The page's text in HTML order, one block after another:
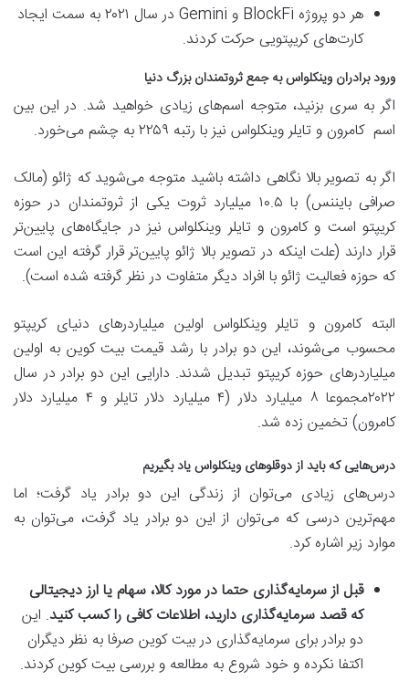
هر دو پروژه BlockFi و Gemini در سال ۲۰۲۱ به سمت ایجاد
کارت‌های کریپتویی حرکت کردند.
ورود برادران وینکلواس به جمع ثروتمندان بزرگ دنیا
اگر به سری بزنید، متوجه اسم‌های زیادی خواهید شد. در این بین
اسم کامرون و تایلر وینکلواس نیز با رتبه ۲۲۵۹ به چشم می‌خورد.
اگر به تصویر بالا نگاهی داشته باشید متوجه می‌شوید که ژائو (مالک
صرافی بایننس) با ۱۰.۵ میلیارد ثروت یکی از ثروتمندان در حوزه
کریپتو است و کامرون و تایلر وینکلواس نیز در جایگاه‌های پایین‌تر
قرار دارند (علت اینکه در تصویر بالا ژائو پایین‌تر قرار گرفته این است
که حوزه فعالیت ژائو با افراد دیگر متفاوت در نظر گرفته شده است).
البته کامرون و تایلر وینکلواس اولین میلیاردرهای دنیای کریپتو
محسوب می‌شوند، این دو برادر با رشد قیمت بیت کوین به اولین
میلیاردرهای حوزه کریپتو تبدیل شدند. دارایی این دو برادر در سال
۲۰۲۲مجموعا ۸ میلیارد دلار (۴ میلیارد دلار تایلر و ۴ میلیارد دلار
کامرون) تخمین زده شد.
درس‌هایی که باید از دوقلوهای وینکلواس یاد بگیریم
درس‌های زیادی می‌توان از زندگی این دو برادر یاد گرفت؛ اما
مهم‌ترین درسی که می‌توان از این دو برادر یاد گرفت، می‌توان به
موارد زیر اشاره کرد.
قبل از سرمایه‌گذاری حتما در مورد کالا، سهام یا ارز دیجیتالی
که قصد سرمایه‌گذاری دارید، اطلاعات کافی را کسب کنید. این
دو برادر برای سرمایه‌گذاری در بیت کوین صرفا به نظر دیگران
اکتفا نکرده و خود شروع به مطالعه و بررسی بیت کوین کردند.